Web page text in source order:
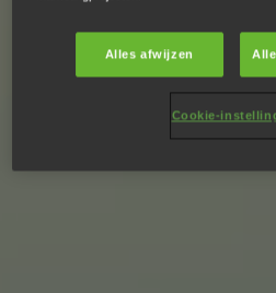
Alles afwijzen
Cookie-